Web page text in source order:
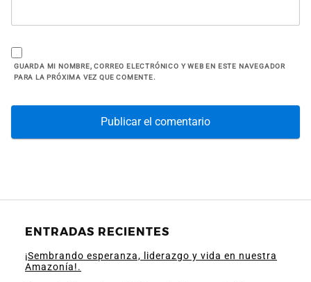
GUARDA MI NOMBRE, CORREO ELECTRÓNICO Y WEB EN ESTE NAVEGADOR
PARA LA PRÓXIMA VEZ QUE COMENTE.
ENTRADAS RECIENTES
¡Sembrando esperanza, liderazgo y vida en nuestra
Amazonía!.